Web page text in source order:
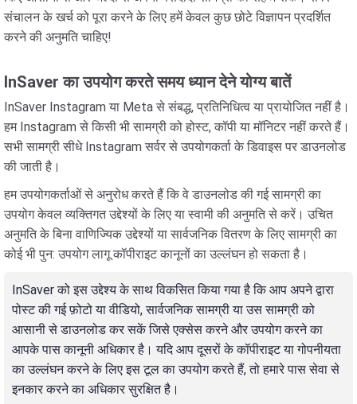
संचालन के खर्च को पूरा करने के लिए हमें केवल कुछ छोटे विज्ञापन प्रदर्शित
करने की अनुमति चाहिए!
InSaver का उपयोग करते समय ध्यान देने योग्य बातें
InSaver Instagram या Meta से संबद्ध, प्रतिनिधित्व या प्रायोजित नहीं है।
हम Instagram से किसी भी सामग्री को होस्ट, कॉपी या मॉनिटर नहीं करते हैं।
सभी सामग्री सीधे Instagram सर्वर से उपयोगकर्ता के डिवाइस पर डाउनलोड
की जाती है।
हम उपयोगकर्ताओं से अनुरोध करते हैं कि वे डाउनलोड की गई सामग्री का
उपयोग केवल व्यक्तिगत उद्देश्यों के लिए या स्वामी की अनुमति से करें। उचित
अनुमति के बिना वाणिज्यिक उद्देश्यों या सार्वजनिक वितरण के लिए सामग्री का
कोई भी पुन: उपयोग लागू कॉपीराइट कानूनों का उल्लंघन हो सकता है।
InSaver को इस उद्देश्य के साथ विकसित किया गया है कि आप अपने द्वारा
पोस्ट की गई फ़ोटो या वीडियो, सार्वजनिक सामग्री या उस सामग्री को
आसानी से डाउनलोड कर सकें जिसे एक्सेस करने और उपयोग करने का
आपके पास कानूनी अधिकार है। यदि आप दूसरों के कॉपीराइट या गोपनीयता
का उल्लंघन करने के लिए इस टूल का उपयोग करते हैं, तो हमारे पास सेवा से
इनकार करने का अधिकार सुरक्षित है।